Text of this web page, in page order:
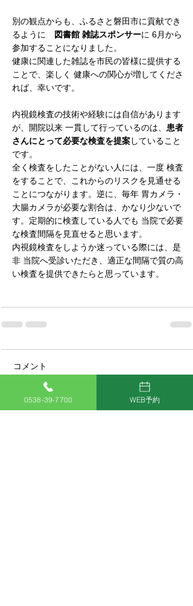
別の観点からも、ふるさと磐田市に貢献でき
るように
図書館 雑誌スポンサーに 6月から
参加することになりました。
健康に関連した雑誌を市民の皆様に提供する
ことで、楽しく 健康への関心が増してくださ
れば、幸いです。
内視鏡検査の技術や経験には自信があります
が、開院以来 一貫して行っているのは、 患者
さんにとって必要な検査を提案していること
です。
全く検査をしたことがない人には、一度 検査
をすることで、これからのリスクを見通せる
ことにつながります。逆に、毎年 胃カメラ・
大腸カメラが必要な割合は、かなり少ないで
す。定期的に検査している人でも 当院で必要
な検査間隔を見直せると思います。
内視鏡検査をしようか迷っている際には、是
非 当院へ受診いただき、適正な間隔で質の高
い検査を提供できたらと思っています。
コメント
コメントを追加…
0538‐39-7700 WEB予約